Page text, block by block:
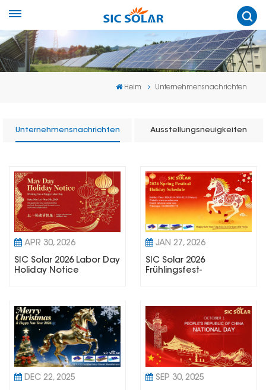
Heim Unternehmensnachrichten
Unternehmensnachrichten Ausstellungsneuigkeiten
APR 30, 2026
SIC Solar 2026 Labor Day
Holiday Notice
JAN 27, 2026
SIC Solar 2026
Frühlingsfest-
DEC 22, 2025 SEP 30, 2025